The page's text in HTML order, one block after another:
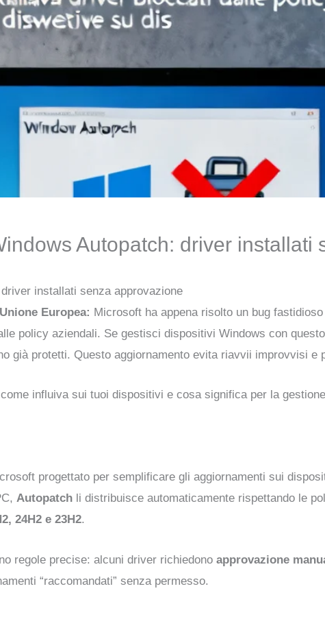
Autopatch: driver installati
installati senza approvazione
Europea: Microsoft ha appena risolto un bug
policy aziendali. Se gestisci dispositivi Windows con
già protetti. Questo aggiornamento evita riavvii improvvisi e
influiva sui tuoi dispositivi e cosa significa per la
progettato per semplificare gli aggiornamenti sui
Autopatch li distribuisce automaticamente rispettando le
24H2 e 23H2.
regole precise: alcuni driver richiedono approvazione
“raccomandati” senza permesso.